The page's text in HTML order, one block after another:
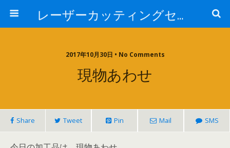
レーザーカッティングセンター 株式会社 中本鉄工所
2017年10月30日 • No Comments
現物あわせ
Share Tweet Pin Mail SMS